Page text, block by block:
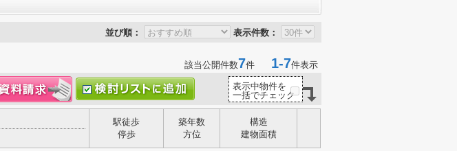
並び順： 表示件数：
該当公開件数7件 1-7件表示
表示中物件を
一括でチェック
駅徒歩
停歩
築年数
方位
構造
建物面積